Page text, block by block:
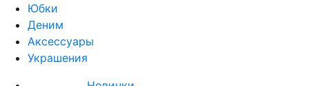
Юбки
Деним
Аксессуары
Украшения